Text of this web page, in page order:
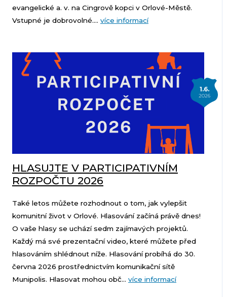
evangelické a. v. na Cingrově kopci v Orlové-Městě.
Vstupné je dobrovolné.... více informací
1.6.
2026
HLASUJTE V PARTICIPATIVNÍM
ROZPOČTU 2026
Také letos můžete rozhodnout o tom, jak vylepšit
komunitní život v Orlové. Hlasování začíná právě dnes!
O vaše hlasy se uchází sedm zajímavých projektů.
Každý má své prezentační video, které můžete před
hlasováním shlédnout níže. Hlasování probíhá do 30.
června 2026 prostřednictvím komunikační sítě
Munipolis. Hlasovat mohou obč... více informací